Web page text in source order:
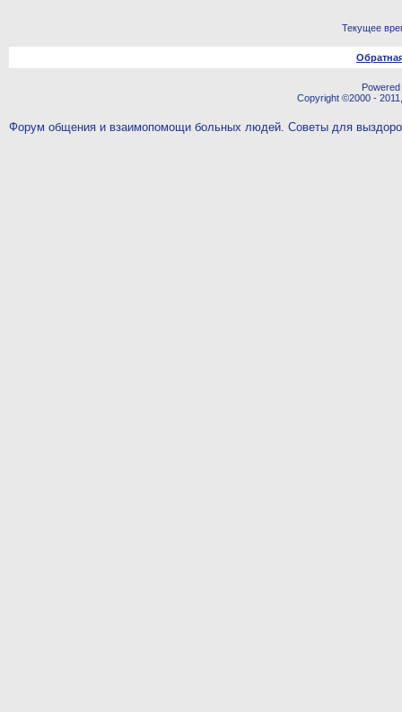
Текущее
Copyright ©2000 -
Форум общения и взаимопомощи больных людей. Советы для